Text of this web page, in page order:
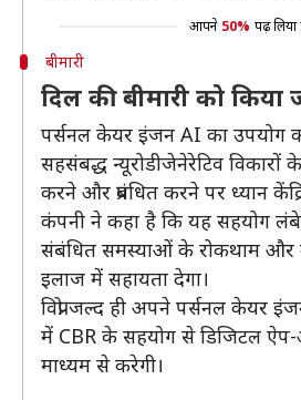
आपने 50% पढ़ लिया
बीमारी
दिल की बीमारी को
पर्सनल केयर इंजन AI का उपयोग
सहसंबद्ध न्यूरोडीजेनेरेटिव
करने और प्रबंधित करने पर ध्यान
कंपनी ने कहा है कि यह सहयोग
संबंधित समस्याओं के रोकथाम और
इलाज में सहायता देगा।
विप्रो जल्द ही अपने पर्सनल केयर
में CBR के सहयोग से डिजिटल ऐप-
माध्यम से करेगी।